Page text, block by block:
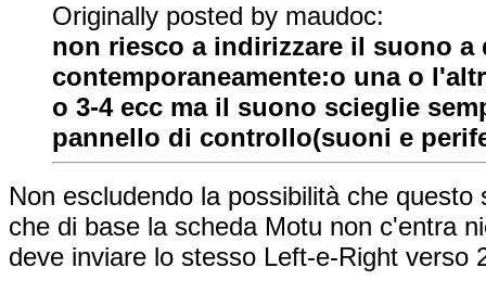
Originally posted by maudoc:
non riesco a indirizzare il suono
contemporaneamente:o una o
o 3-4 ecc ma il suono scieglie
pannello di controllo(suoni e
Non escludendo la possibilità che
che di base la scheda Motu non c'entra
deve inviare lo stesso Left-e-Right verso